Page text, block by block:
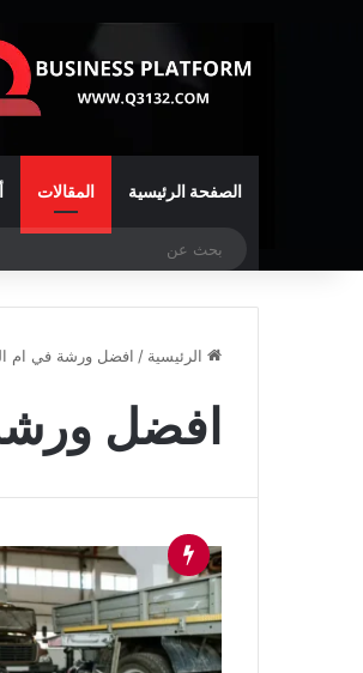
الصفحة الرئيسية المقالات
الرئيسية / افضل ورشة في ام
افضل